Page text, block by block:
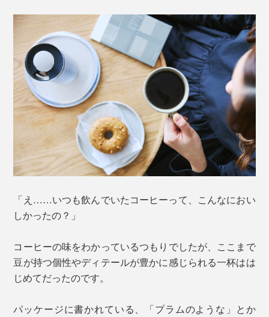
「え……いつも飲んでいたコーヒーって、こんなにおい
しかったの？」
コーヒーの味をわかっているつもりでしたが、ここまで
豆が持つ個性やディテールが豊かに感じられる一杯はは
じめてだったのです。
パッケージに書かれている、「プラムのような」とか